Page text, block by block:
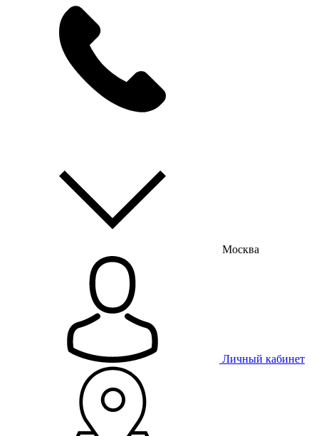
Москва
Личный кабинет